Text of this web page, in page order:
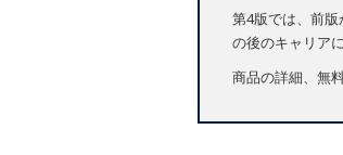
第4版では、前
の後のキャリア
商品の詳細、無